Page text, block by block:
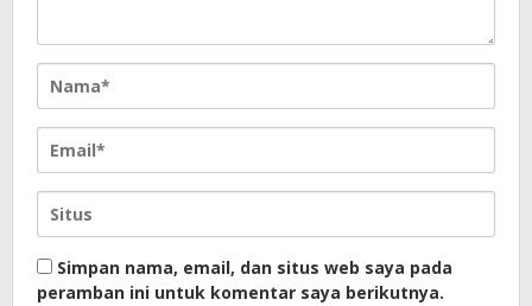
Simpan nama, email, dan situs web saya pada
peramban ini untuk komentar saya berikutnya.